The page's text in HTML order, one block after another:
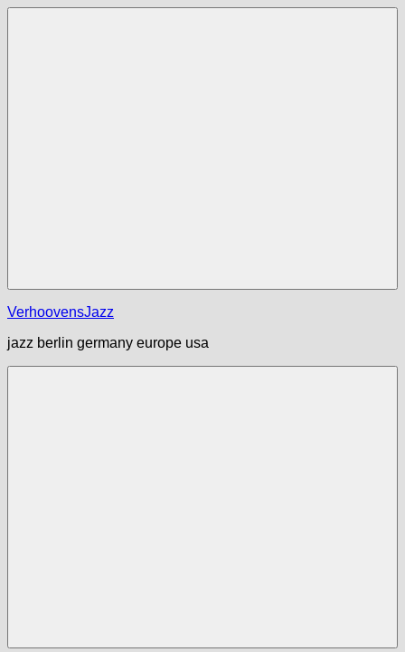
Zum
VerhoovensJazz
jazz berlin germany europe usa